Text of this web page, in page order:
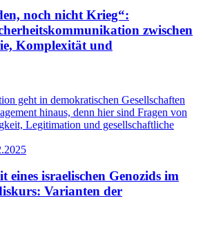
noch nicht Krieg“:
zwischen
Komplexität und
geht in demokratischen Gesellschaften
hinaus, denn hier sind Fragen von
Legitimation und gesellschaftliche
israelischen Genozids im
Varianten der